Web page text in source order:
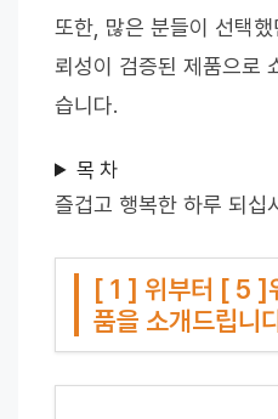
또한, 많은 분들이 선택
뢰성이 검증된 제품으로
습니다.
목 차
즐겁고 행복한 하루 되십
[ 1 ] 위부터 [ 5 ]
품을 소개드립니